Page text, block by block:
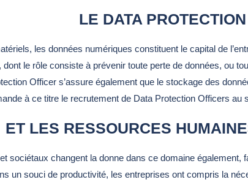
LE DATA
les données numériques constituent le capital de
le rôle consiste à prévenir toute perte de données, ou
Officer s’assure également que le stockage des
à ce titre le recrutement de Data Protection Officers au
ET LES RESSOURCES
sociétaux changent la donne dans ce domaine
un souci de productivité, les entreprises ont compris la